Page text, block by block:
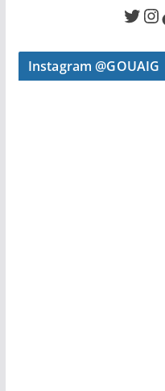
Twitter Instagram
Instagram @GOUAIG